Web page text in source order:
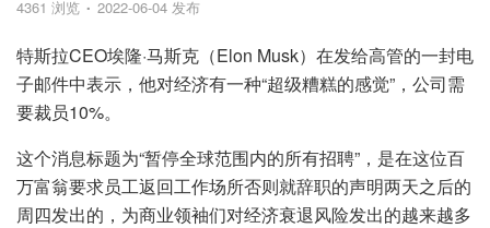
4361 浏览 2022-06-04 发布
特斯拉CEO埃隆·马斯克（Elon Musk）在发给高管的一封电
子邮件中表示，他对经济有一种“超级糟糕的感觉”，公司需
要裁员10%。
这个消息标题为“暂停全球范围内的所有招聘”，是在这位百
万富翁要求员工返回工作场所否则就辞职的声明两天之后的
周四发出的，为商业领袖们对经济衰退风险发出的越来越多